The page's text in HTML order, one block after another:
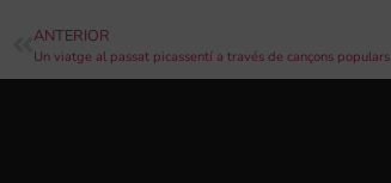
ANTERIOR
Un viatge al passat picassentí a través de cançons populars